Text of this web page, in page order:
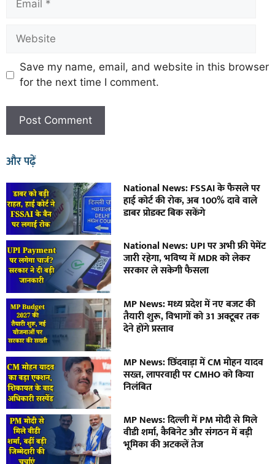
Save my name, email, and website in this browser
for the next time I comment.
और पढ़ें
National News: FSSAI के फैसले पर
हाई कोर्ट की रोक, अब 100% दावे वाले
डाबर प्रोडक्ट बिक सकेंगे
National News: UPI पर अभी फ्री पेमेंट
जारी रहेगा, भविष्य में MDR को लेकर
सरकार ले सकेगी फैसला
MP News: मध्य प्रदेश में नए बजट की
तैयारी शुरू, विभागों को 31 अक्टूबर तक
देने होंगे प्रस्ताव
MP News: छिंदवाड़ा में CM मोहन यादव
सख्त, लापरवाही पर CMHO को किया
निलंबित
MP News: दिल्ली में PM मोदी से मिले
वीडी शर्मा, कैबिनेट और संगठन में बड़ी
भूमिका की अटकलें तेज